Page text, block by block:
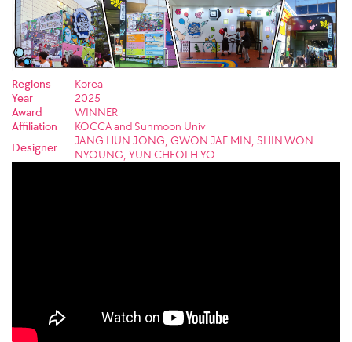
Regions
Korea
Year
2025
Award
WINNER
Affiliation
KOCCA and Sunmoon Univ
Designer
JANG HUN JONG, GWON JAE MIN, SHIN WON
NYOUNG, YUN CHEOLH YO